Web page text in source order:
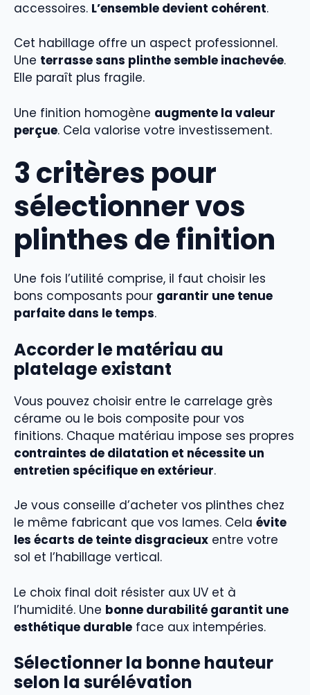
accessoires. L’ensemble devient cohérent.
Cet habillage offre un aspect professionnel.
Une terrasse sans plinthe semble inachevée.
Elle paraît plus fragile.
Une finition homogène augmente la valeur
perçue. Cela valorise votre investissement.
3 critères pour
sélectionner vos
plinthes de finition
Une fois l’utilité comprise, il faut choisir les
bons composants pour garantir une tenue
parfaite dans le temps.
Accorder le matériau au
platelage existant
Vous pouvez choisir entre le carrelage grès
cérame ou le bois composite pour vos
finitions. Chaque matériau impose ses propres
contraintes de dilatation et nécessite un
entretien spécifique en extérieur.
Je vous conseille d’acheter vos plinthes chez
le même fabricant que vos lames. Cela évite
les écarts de teinte disgracieux entre votre
sol et l’habillage vertical.
Le choix final doit résister aux UV et à
l’humidité. Une bonne durabilité garantit une
esthétique durable face aux intempéries.
Sélectionner la bonne hauteur
selon la surélévation